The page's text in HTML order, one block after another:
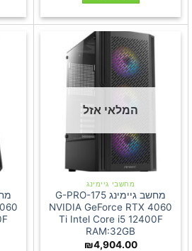
המלאי אזל
מחשבי גיימינג
מחשב גיימינג G-PRO-175
NVIDIA GeForce RTX 4060
Ti Intel Core i5 12400F
RAM:32GB
₪4,904.00